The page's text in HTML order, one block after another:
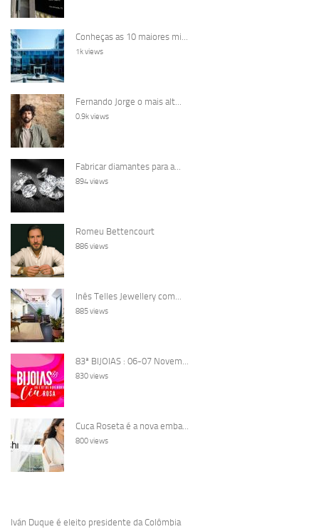
Conheças as 10 maiores mi...
1k views
Fernando Jorge o mais alt...
0.9k views
Fabricar diamantes para a...
894 views
Romeu Bettencourt
886 views
Inês Telles Jewellery com...
885 views
83ª BIJOIAS : 06-07 Novem...
830 views
Cuca Roseta é a nova emba...
800 views
Iván Duque é eleito presidente da Colômbia